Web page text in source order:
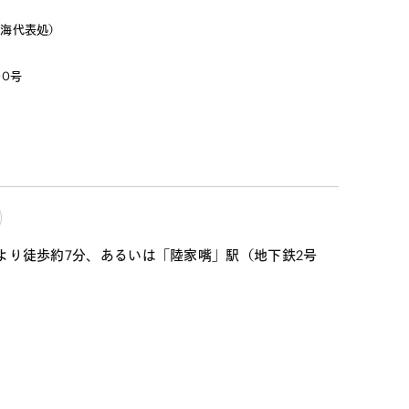
代表処）
号
徒歩約7分、あるいは「陸家嘴」駅（地下鉄2号